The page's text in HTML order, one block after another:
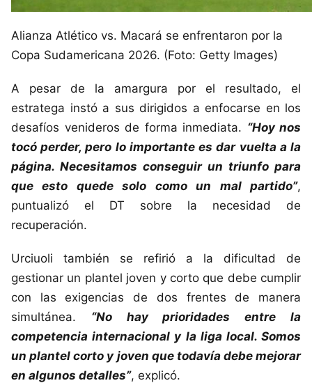
Alianza Atlético vs. Macará se enfrentaron por la
Copa Sudamericana 2026. (Foto: Getty Images)
A pesar de la amargura por el resultado, el
estratega instó a sus dirigidos a enfocarse en los
desafíos venideros de forma inmediata. “Hoy nos
tocó perder, pero lo importante es dar vuelta a la
página. Necesitamos conseguir un triunfo para
que esto quede solo como un mal partido”,
puntualizó el DT sobre la necesidad de
recuperación.
Urciuoli también se refirió a la dificultad de
gestionar un plantel joven y corto que debe cumplir
con las exigencias de dos frentes de manera
simultánea. “No hay prioridades entre la
competencia internacional y la liga local. Somos
un plantel corto y joven que todavía debe mejorar
en algunos detalles”, explicó.